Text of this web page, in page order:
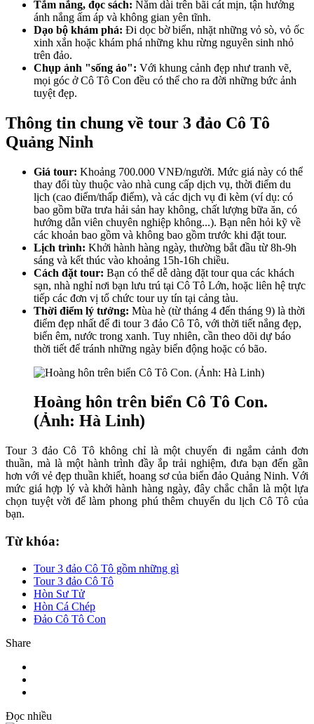
Tắm nắng, đọc sách: Nằm dài trên bãi cát mịn, tận hưởng
ánh nắng ấm áp và không gian yên tĩnh.
Dạo bộ khám phá: Đi dọc bờ biển, nhặt những vỏ sò, vỏ ốc
xinh xắn hoặc khám phá những khu rừng nguyên sinh nhỏ
trên đảo.
Chụp ảnh "sống ảo": Với khung cảnh đẹp như tranh vẽ,
mọi góc ở Cô Tô Con đều có thể cho ra đời những bức ảnh
tuyệt đẹp.
Thông tin chung về tour 3 đảo Cô Tô
Quảng Ninh
Giá tour: Khoảng 700.000 VNĐ/người. Mức giá này có thể
thay đổi tùy thuộc vào nhà cung cấp dịch vụ, thời điểm du
lịch (cao điểm/thấp điểm), và các dịch vụ đi kèm (ví dụ: có
bao gồm bữa trưa hải sản hay không, chất lượng bữa ăn, có
hướng dẫn viên chuyên nghiệp không...). Bạn nên hỏi kỹ về
các khoản bao gồm và không bao gồm trước khi đặt tour.
Lịch trình: Khởi hành hàng ngày, thường bắt đầu từ 8h-9h
sáng và kết thúc vào khoảng 15h-16h chiều.
Cách đặt tour: Bạn có thể dễ dàng đặt tour qua các khách
sạn, nhà nghỉ nơi bạn lưu trú tại Cô Tô Lớn, hoặc liên hệ trực
tiếp các đơn vị tổ chức tour uy tín tại cảng tàu.
Thời điểm lý tưởng: Mùa hè (từ tháng 4 đến tháng 9) là thời
điểm đẹp nhất để đi tour 3 đảo Cô Tô, với thời tiết nắng đẹp,
biển êm, nước trong xanh. Tuy nhiên, cần theo dõi dự báo
thời tiết để tránh những ngày biển động hoặc có bão.
Hoàng hôn trên biển Cô Tô Con.
(Ảnh: Hà Linh)
Tour 3 đảo Cô Tô không chỉ là một chuyến đi ngắm cảnh đơn
thuần, mà là một hành trình đầy ắp trải nghiệm, đưa bạn đến gần
hơn với vẻ đẹp thuần khiết, hoang sơ của biển đảo Quảng Ninh. Với
mức giá hợp lý và khởi hành hàng ngày, đây chắc chắn là một lựa
chọn tuyệt vời để làm phong phú thêm chuyến du lịch Cô Tô của
bạn.
Từ khóa:
Tour 3 đảo Cô Tô gồm những gì
Tour 3 đảo Cô Tô
Hòn Sư Tử
Hòn Cá Chép
Đảo Cô Tô Con
Share
Đọc nhiều